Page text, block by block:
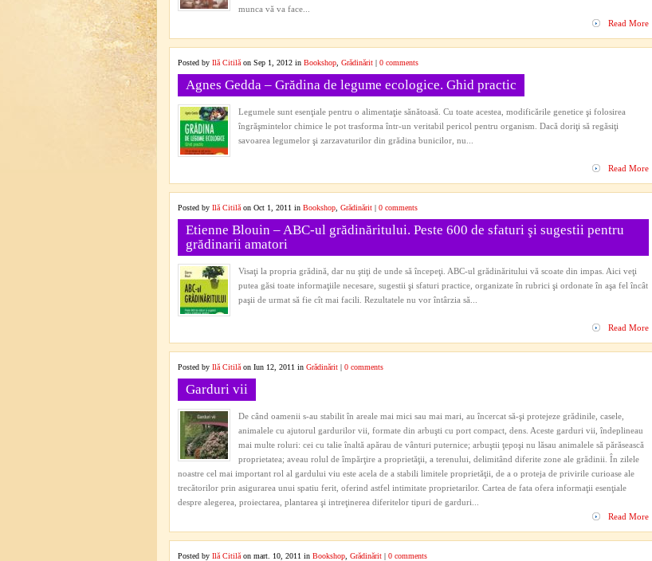
munca vă va face...
Read More
Posted by Ilă Citilă on Sep 1, 2012 in Bookshop Grădinărit | 0 comments
Agnes Gedda – Grădina de legume ecologice. Ghid practic
Legumele sunt esenţiale pentru o alimentaţie sănătoasă. Cu toate acestea, modificările genetice şi folosirea
îngrăşmintelor chimice le pot trasforma într-un veritabil pericol pentru organism. Dacă doriţi să regăsiţi
savoarea legumelor şi zarzavaturilor din grădina bunicilor, nu...
Read More
Posted by Ilă Citilă on Oct 1, 2011 in Bookshop Grădinărit | 0 comments
Etienne Blouin – ABC-ul grădinăritului. Peste 600 de sfaturi şi sugestii pentru
grădinarii amatori
Visaţi la propria grădină, dar nu ştiţi de unde să începeţi. ABC-ul grădinăritului vă scoate din impas. Aici veţi
putea găsi toate informaţiile necesare, sugestii şi sfaturi practice, organizate în rubrici şi ordonate în aşa fel încât
paşii de urmat să fie cît mai facili. Rezultatele nu vor întârzia să...
Read More
Posted by Ilă Citilă on Iun 12, 2011 in Grădinărit | 0 comments
Garduri vii
De când oamenii s-au stabilit în areale mai mici sau mai mari, au încercat să-şi protejeze grădinile, casele,
animalele cu ajutorul gardurilor vii, formate din arbuşti cu port compact, dens. Aceste garduri vii, îndeplineau
mai multe roluri: cei cu talie înaltă apărau de vânturi puternice; arbuştii ţepoşi nu lăsau animalele să părăsească
proprietatea; aveau rolul de împărţire a proprietăţii, a terenului, delimitând diferite zone ale grădinii. În zilele
noastre cel mai important rol al gardului viu este acela de a stabili limitele proprietăţii, de a o proteja de privirile curioase ale
trecătorilor prin asigurarea unui spatiu ferit, oferind astfel intimitate proprietarilor. Cartea de fata ofera informaţii esenţiale
despre alegerea, proiectarea, plantarea şi intreţinerea diferitelor tipuri de garduri...
Read More
Posted by Ilă Citilă on mart. 10, 2011 in Bookshop Grădinărit | 0 comments